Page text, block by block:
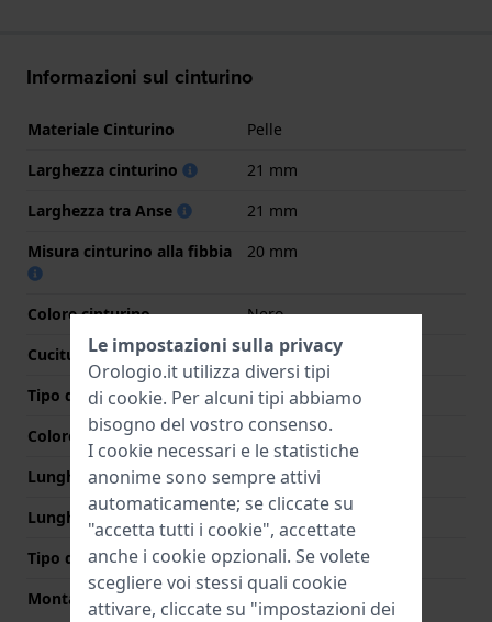
Informazioni sul cinturino
Materiale Cinturino
Pelle
Larghezza cinturino
21 mm
Larghezza tra Anse
21 mm
Misura cinturino alla fibbia
20 mm
Colore cinturino
Nero
Cuciture a colori
Nero
Tipo di chiusura
Fibbia
Colore Chiusura
Argento
Lunghezza Parte Superiore
80 mm
Lunghezza Parte Inferiore
120 mm
Tipo di montatura
Perni a molla
Montatura dritta
Si
Le impostazioni sulla privacy
Orologio.it utilizza diversi tipi
di cookie. Per alcuni tipi abbiamo
bisogno del vostro consenso.
I cookie necessari e le statistiche
anonime sono sempre attivi
automaticamente; se cliccate su
"accetta tutti i cookie", accettate
anche i cookie opzionali. Se volete
scegliere voi stessi quali cookie
attivare, cliccate su "impostazioni dei